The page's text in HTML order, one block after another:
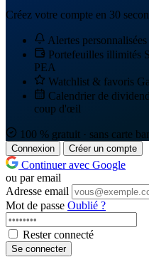
Créez votre compte en 30
Alertes personnalisées
Portefeuilles illimités
PEA
Watchlist & favoris
Calendrier de
coup d'œil
100 % gratuit · sans carte
Connexion Créer un compte
Continuer avec Google
ou par email
Adresse email
Mot de passe Oublié ?
Rester connecté
Se connecter